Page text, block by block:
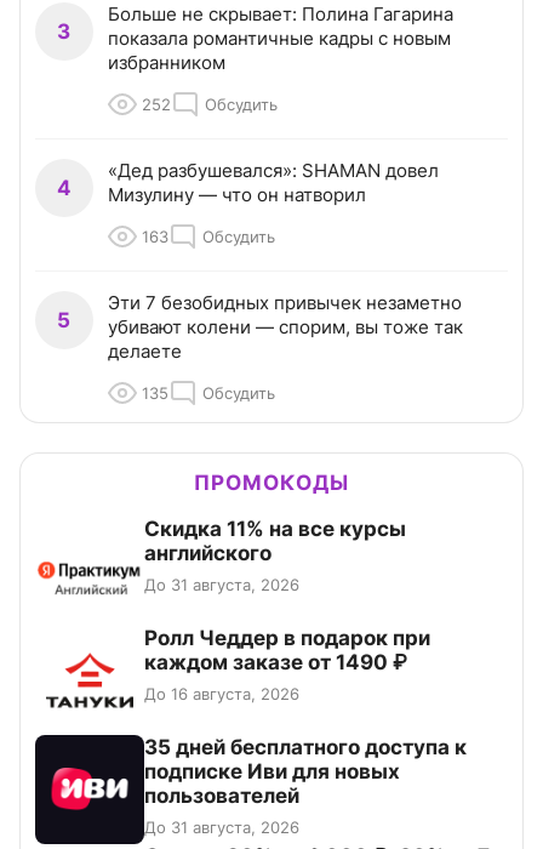
3
Больше не скрывает: Полина Гагарина
показала романтичные кадры с новым
избранником
252 Обсудить
4
«Дед разбушевался»: SHAMAN довел
Мизулину — что он натворил
163 Обсудить
5
Эти 7 безобидных привычек незаметно
убивают колени — спорим, вы тоже так
делаете
135 Обсудить
ПРОМОКОДЫ
Скидка 11% на все курсы
английского
До 31 августа, 2026
Ролл Чеддер в подарок при
каждом заказе от 1490 ₽
До 16 августа, 2026
35 дней бесплатного доступа к
подписке Иви для новых
пользователей
До 31 августа, 2026